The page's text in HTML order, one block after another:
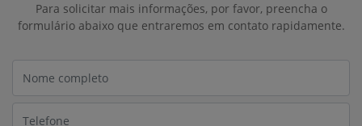
Para solicitar mais informações, por favor, preencha o
formulário abaixo que entraremos em contato rapidamente.